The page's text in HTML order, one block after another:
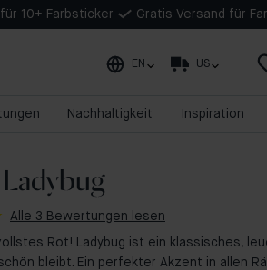
10+ Farbsticker Gratis Versand für
EN US
Nachhaltigkeit Inspiration
Alle 3 Bewertungen lesen
Rot! Ladybug ist ein klassisches,
bleibt. Ein perfekter Akzent in allen